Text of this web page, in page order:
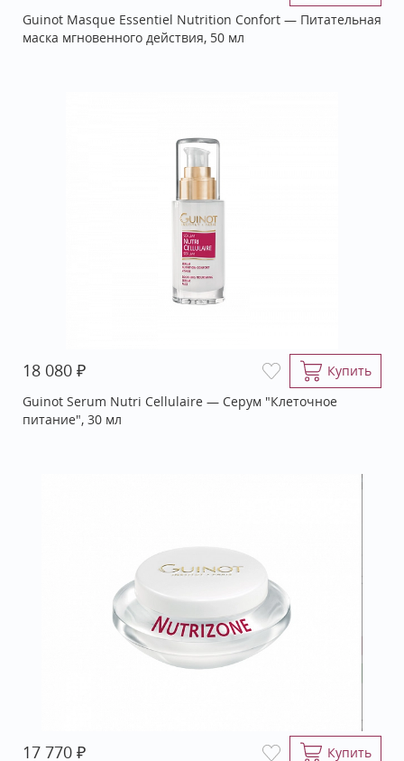
Guinot Masque Essentiel Nutrition Confort — Питательная
маска мгновенного действия, 50 мл
18 080 ₽
Купить
Guinot Serum Nutri Cellulaire — Серум "Клеточное
питание", 30 мл
17 770 ₽ Купить